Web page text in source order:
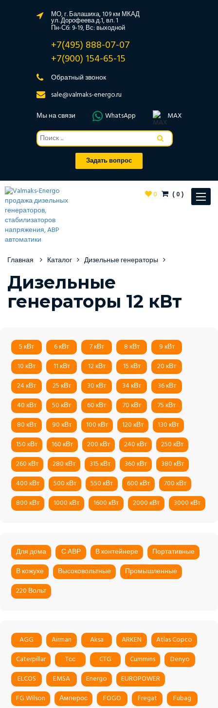
МО, г. Балашиха, 109 км МКАД
ул. Дорофеева д.1, вл. 1
Пн-Сб: 9-19, Вс: выходной
+7(495) 888-07-07
+7(900) 154-65-15
Обратный звонок
sale@valmaks-energo.ru
Мы на связи
WhatsApp MAX
Задать вопрос
Toggle
0 (0)
Главная Каталог Дизельные генераторы
Дизельные
генераторы 12 кВт
5 кВт 6 кВт 7 кВт 8 кВт
9 кВт
10 кВт
11 кВт 12 кВт 15 кВт
20 кВт
24 кВт
25 кВт 30 кВт 34 кВт
36 кВт
40 кВт
50 кВт 60 кВт 70 кВт
75 кВт
80 кВт
90 кВт 100 кВт 120 кВт
130 кВт
150 кВт
160 кВт 200 кВт 240 кВт
250 кВт
260 кВт
280 кВт 315 кВт 360 кВт
380 кВт
400 кВт
500 кВт 550 кВт 600 кВт
700 кВт
800 кВт
1000 кВт 1600 кВт 2000 кВт 3000 кВт
Для дома С АВР В контейнере
Портативные
В кожухе
Высоковольтные
Промышленные
220 Вольт
AGG Airman Aksa ARKEN
Atlas Copco
Caterpillar
Tсс CTG Cummins
Denyo
ELCOS
EMSA Energo
EUROPOWER
FG Wilson
Амперос FOGO Fregat
Fubag